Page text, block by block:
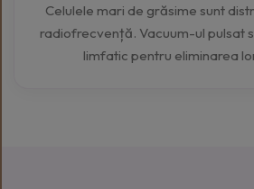
Celulele mari de grăsime sunt
radiofrecvență. Vacuum-ul pulsat
limfatic pentru eliminarea